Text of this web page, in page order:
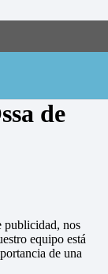
de
publicidad, nos
equipo está
de una